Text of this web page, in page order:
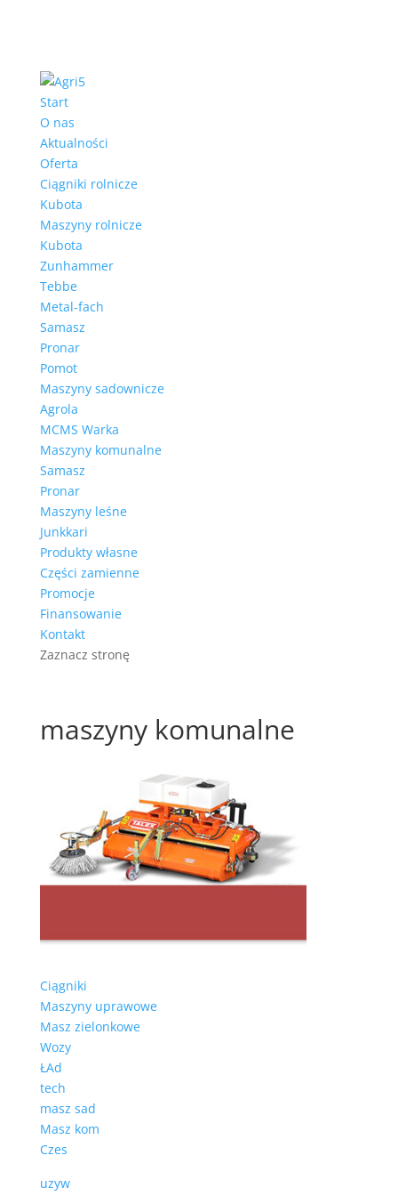
Start
O nas
Aktualności
Oferta
Ciągniki rolnicze
Kubota
Maszyny rolnicze
Kubota
Zunhammer
Tebbe
Metal-fach
Samasz
Pronar
Pomot
Maszyny sadownicze
Agrola
MCMS Warka
Maszyny komunalne
Samasz
Pronar
Maszyny leśne
Junkkari
Produkty własne
Części zamienne
Promocje
Finansowanie
Kontakt
Zaznacz stronę
maszyny komunalne
Ciągniki
Maszyny uprawowe
Masz zielonkowe
Wozy
ŁAd
tech
masz sad
Masz kom
Czes
uzyw